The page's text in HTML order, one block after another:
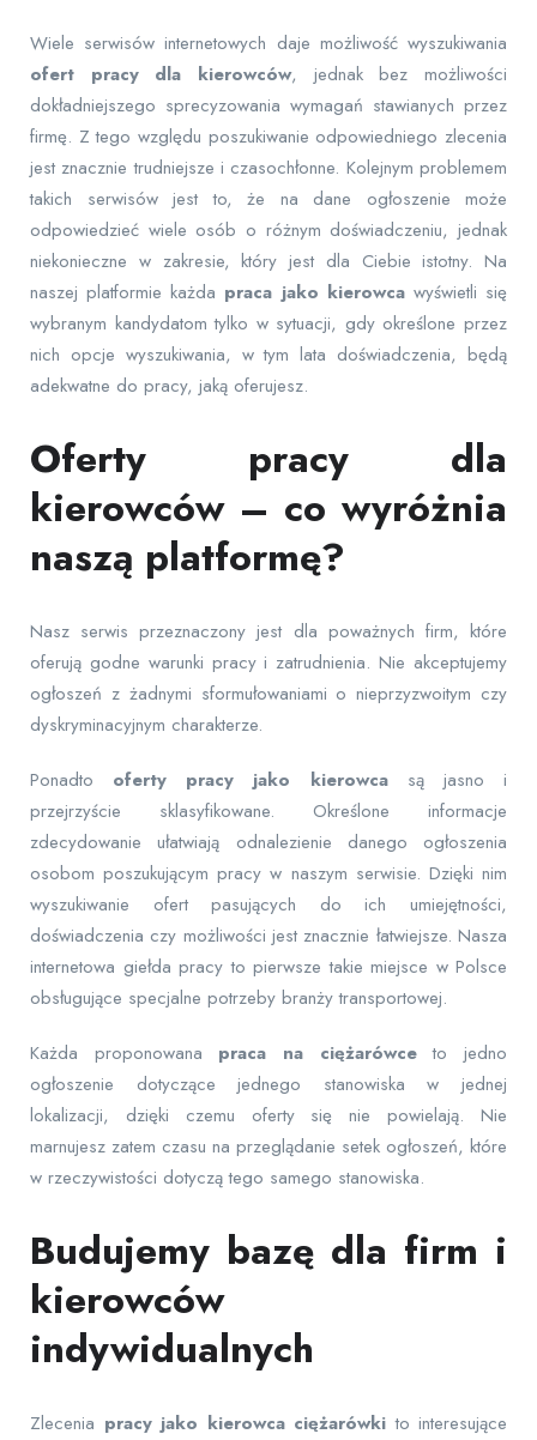
Wiele serwisów internetowych daje możliwość wyszukiwania
ofert pracy dla kierowców, jednak bez możliwości
dokładniejszego sprecyzowania wymagań stawianych przez
firmę. Z tego względu poszukiwanie odpowiedniego zlecenia
jest znacznie trudniejsze i czasochłonne. Kolejnym problemem
takich serwisów jest to, że na dane ogłoszenie może
odpowiedzieć wiele osób o różnym doświadczeniu, jednak
niekonieczne w zakresie, który jest dla Ciebie istotny. Na
naszej platformie każda praca jako kierowca wyświetli się
wybranym kandydatom tylko w sytuacji, gdy określone przez
nich opcje wyszukiwania, w tym lata doświadczenia, będą
adekwatne do pracy, jaką oferujesz.
Oferty pracy dla
kierowców – co wyróżnia
naszą platformę?
Nasz serwis przeznaczony jest dla poważnych firm, które
oferują godne warunki pracy i zatrudnienia. Nie akceptujemy
ogłoszeń z żadnymi sformułowaniami o nieprzyzwoitym czy
dyskryminacyjnym charakterze.
Ponadto oferty pracy jako kierowcasą jasno i
przejrzyście sklasyfikowane. Określone informacje
zdecydowanie ułatwiają odnalezienie danego ogłoszenia
osobom poszukującym pracy w naszym serwisie. Dzięki nim
wyszukiwanie ofert pasujących do ich umiejętności,
doświadczenia czy możliwości jest znacznie łatwiejsze. Nasza
internetowa giełda pracy to pierwsze takie miejsce w Polsce
obsługujące specjalne potrzeby branży transportowej.
Każda proponowana praca na ciężarówceto jedno
ogłoszenie dotyczące jednego stanowiska w jednej
lokalizacji, dzięki czemu oferty się nie powielają. Nie
marnujesz zatem czasu na przeglądanie setek ogłoszeń, które
w rzeczywistości dotyczą tego samego stanowiska.
Budujemy bazę dla firm i
kierowców
indywidualnych
Zlecenia pracy jako kierowca ciężarówkito interesujące